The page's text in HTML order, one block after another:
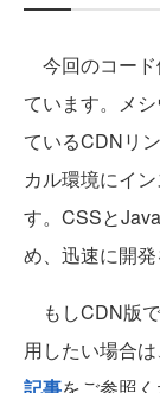
今回のコード
ています。メ
ているCDNリ
カル環境にイ
す。CSSと
め、迅速に開発
もしCDN版
用したい場合
記事をご参照く